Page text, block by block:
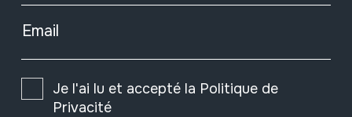
Email
Je l'ai lu et accepté la Politique de
Privacité